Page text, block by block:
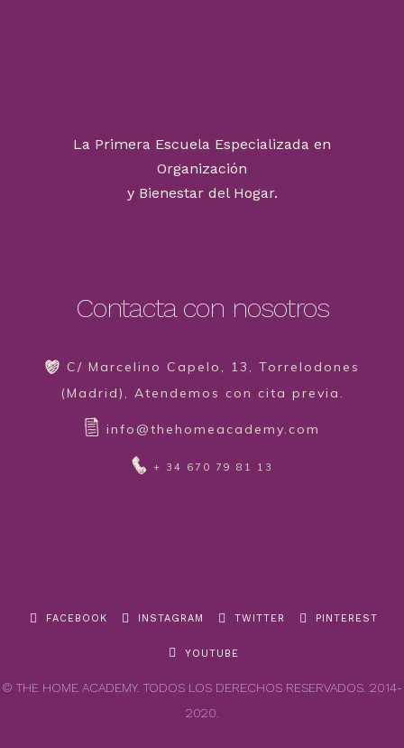
La Primera Escuela Especializada en
Organización
y Bienestar del Hogar.
Contacta con nosotros
C/ Marcelino Capelo, 13, Torrelodones
(Madrid), Atendemos con cita previa.
info@thehomeacademy.com
+ 34 670 79 81 13
FACEBOOK INSTAGRAM TWITTER PINTEREST
YOUTUBE
© THE HOME ACADEMY. TODOS LOS DERECHOS RESERVADOS. 2014-
2020.